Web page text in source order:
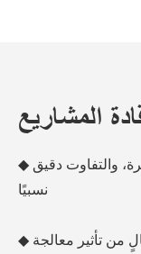
المشاريع
◆ القطر الخارجي للمنتج صغير نسبيًا، والمسافة بين الخطوط المستقيمة صغيرة، والتفاوت دقيق
نسبيًا
◆ تتطلب مكونات المظهر لاثنين من السلع الاستهلاكية الإلكترونية مستوى عالٍ من تأثير معالجة